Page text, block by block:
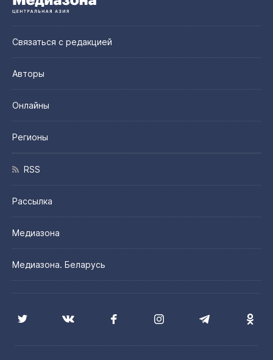
Связаться с редакцией
Авторы
Онлайны
Регионы
RSS
Рассылка
Медиазона
Медиазона. Беларусь